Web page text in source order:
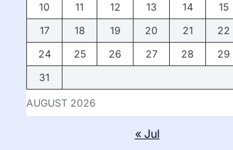
AUGUST 2026
10
11 12 13 14 15
17
18 19 20 21 22
24
25 26 27 28 29
31
« Jul